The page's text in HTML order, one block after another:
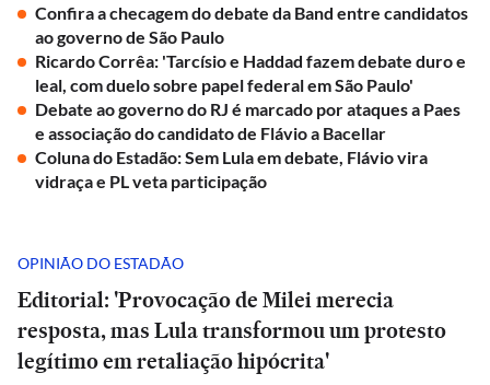
Confira a checagem do debate da Band entre candidatos
ao governo de São Paulo
Ricardo Corrêa: 'Tarcísio e Haddad fazem debate duro e
leal, com duelo sobre papel federal em São Paulo'
Debate ao governo do RJ é marcado por ataques a Paes
e associação do candidato de Flávio a Bacellar
Coluna do Estadão: Sem Lula em debate, Flávio vira
vidraça e PL veta participação
OPINIÃO DO ESTADÃO
Editorial: 'Provocação de Milei merecia
resposta, mas Lula transformou um protesto
legítimo em retaliação hipócrita'